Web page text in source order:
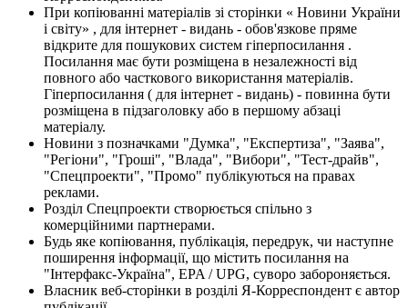
При копіюванні матеріалів зі сторінки « Новини України
і світу» , для інтернет - видань - обов'язкове пряме
відкрите для пошукових систем гіперпосилання .
Посилання має бути розміщена в незалежності від
повного або часткового використання матеріалів.
Гіперпосилання ( для інтернет - видань) - повинна бути
розміщена в підзаголовку або в першому абзаці
матеріалу.
Новини з позначками "Думка", "Експертиза", "Заява",
"Регіони", "Гроші", "Влада", "Вибори", "Тест-драйв",
"Спецпроекти", "Промо" публікуються на правах
реклами.
Розділ Спецпроекти створюється спільно з
комерційними партнерами.
Будь яке копіювання, публікація, передрук, чи наступне
поширення інформації, що містить посилання на
"Інтерфакс-Україна", EPA / UPG, суворо забороняється.
Власник веб-сторінки в розділі Я-Корреспондент є автор